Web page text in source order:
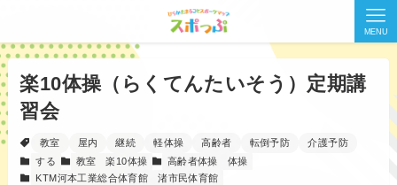
MENU
楽10体操（らくてんたいそう）定期講
習会
教室 屋内 継続 軽体操 高齢者 転倒予防
介護予防
する
教室 楽10体操 高齢者体操
体操
KTM河本工業総合体育館
渚市民体育館